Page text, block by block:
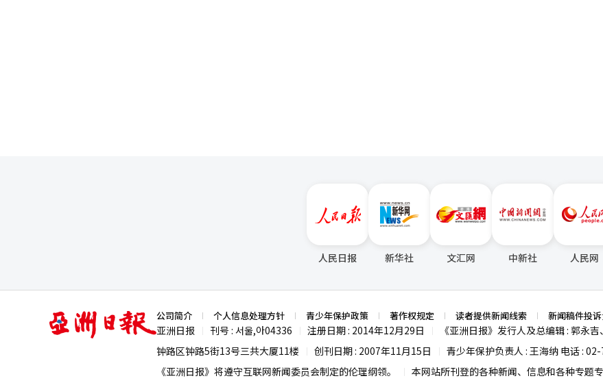
人民日报 新华社 文汇网 中新社 人民网
亚
洲
日
公司简介 个人信息处理方针 青少年保护政策 著作权规定 读者提供新闻线索 新闻稿件投
亚洲日报 刊号 : 서울,아04336 注册日期 : 2014年12月29日 《亚洲日报》发行人及总编辑 : 郭永
钟路区钟路5街13号三共大厦11楼
创刊日期 : 2007年11月15日
青少年保护负责人 : 王海纳 电话 :
《亚洲日报》将遵守互联网新闻委员会制定的伦理纲领。
本网站所刊登的各种新闻、信息和各种专题